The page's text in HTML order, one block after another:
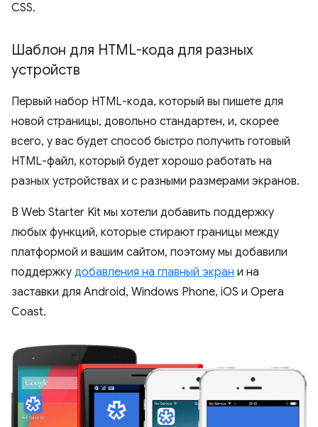
CSS.
Шаблон для HTML-кода для разных
устройств
Первый набор HTML-кода, который вы пишете для
новой страницы, довольно стандартен, и, скорее
всего, у вас будет способ быстро получить готовый
HTML-файл, который будет хорошо работать на
разных устройствах и с разными размерами экранов.
В Web Starter Kit мы хотели добавить поддержку
любых функций, которые стирают границы между
платформой и вашим сайтом, поэтому мы добавили
поддержку добавления на главный экран и на
заставки для Android, Windows Phone, iOS и Opera
Coast.